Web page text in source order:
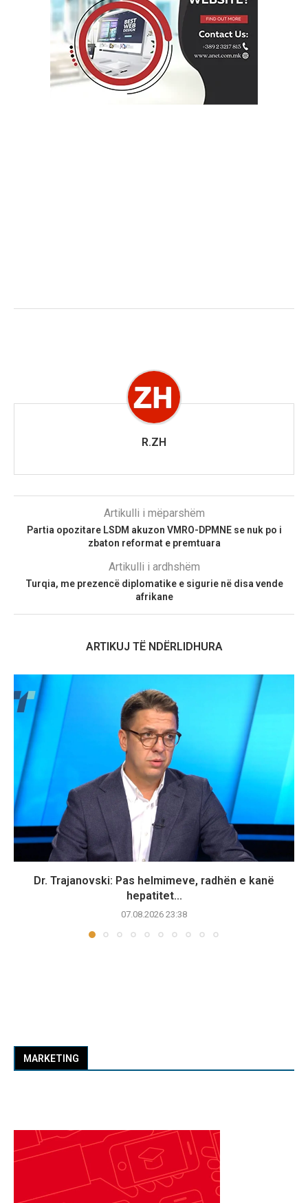
R.ZH
Artikulli i mëparshëm
Partia opozitare LSDM akuzon VMRO-DPMNE se nuk po i
zbaton reformat e premtuara
Artikulli i ardhshëm
Turqia, me prezencë diplomatike e sigurie në disa vende
afrikane
ARTIKUJ TË NDËRLIDHURA
Dr. Trajanovski: Pas helmimeve, radhën e kanë
hepatitet...
07.08.2026 23:38
MARKETING